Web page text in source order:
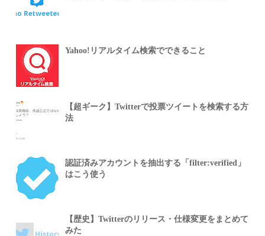
Yahoo!リアルタイム検索でできること
【超ギーク】Twitterで投票ツイートを検索する方
法
認証済みアカウントを抽出する「filter:verified」
はこう使う
【歴史】Twitterのリリース・仕様変更をまとめて
みた